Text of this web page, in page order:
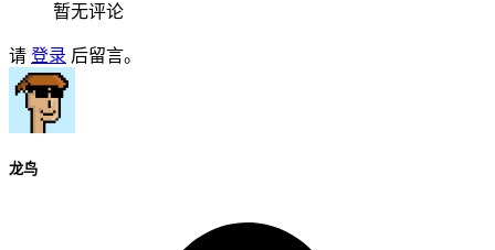
暂无评论
请 登录 后留言。
龙鸟